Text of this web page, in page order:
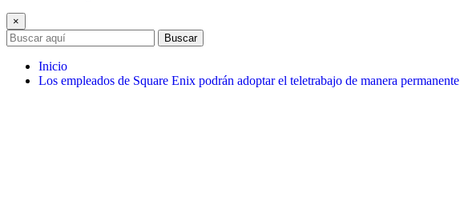
×
Buscar
Inicio
Los empleados de Square Enix podrán adoptar el teletrabajo de manera permanente